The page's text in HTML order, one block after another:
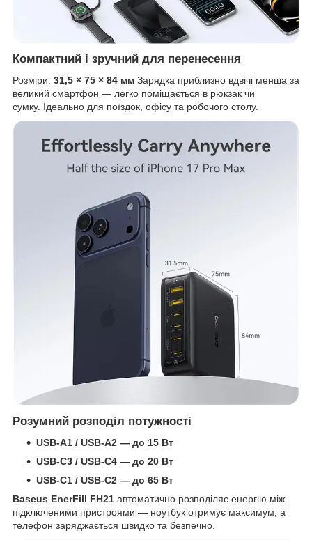
Компактний і зручний для перенесення
Розміри: 31,5 × 75 × 84 мм Зарядка приблизно вдвічі менша за
великий смартфон — легко поміщається в рюкзак чи
сумку. Ідеально для поїздок, офісу та робочого столу.
Розумний розподіл потужності
USB-A1 / USB-A2 — до 15 Вт
USB-C3 / USB-C4 — до 20 Вт
USB-C1 / USB-C2 — до 65 Вт
Baseus EnerFill FH21 автоматично розподіляє енергію між
підключеними пристроями — ноутбук отримує максимум, а
телефон заряджається швидко та безпечно.